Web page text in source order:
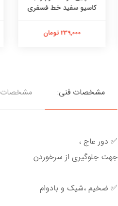
کاسیو سفید خط فسفری
239,000 تومان
مشخصات فنی: مشخصات
✅ دور عاج ،
جهت جلوگیری از سرخوردن
✅ ضخیم ،شیک و بادوام